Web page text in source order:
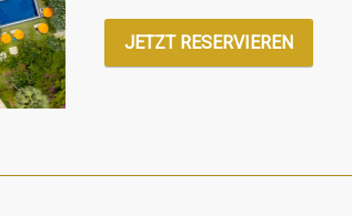
JETZT RESERVIEREN